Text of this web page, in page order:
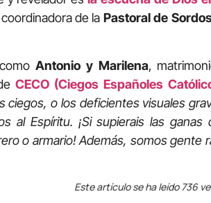
de la Pastoral de Sordos
comoAntonio y Marilena,
CECO (Ciegos Españoles
ciegos, o los deficientes visuales
al Espíritu. ¡Si supierais las ganas
o armario! Además, somos gente
Este artículo se ha leído 736